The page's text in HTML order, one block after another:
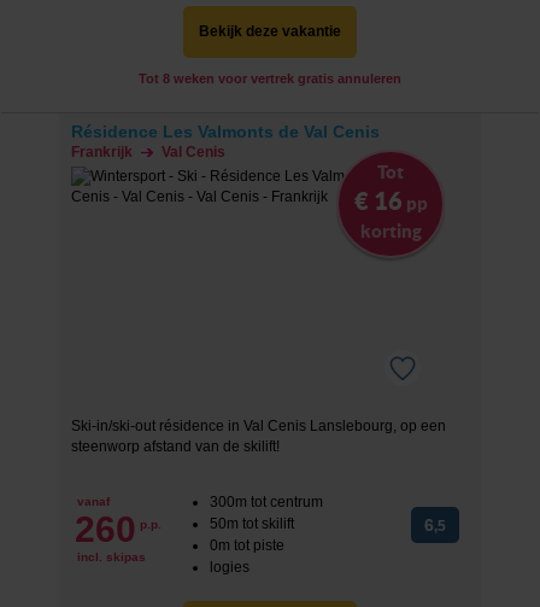
Bekijk deze vakantie
Tot 8 weken voor vertrek gratis annuleren
Résidence Les Valmonts de Val Cenis
Frankrijk Val Cenis
Tot
€ 16 pp
korting
Ski-in/ski-out résidence in Val Cenis Lanslebourg, op een
steenworp afstand van de skilift!
vanaf
260 p.p.
incl. skipas
300m tot centrum
50m tot skilift
0m tot piste
logies
6,5